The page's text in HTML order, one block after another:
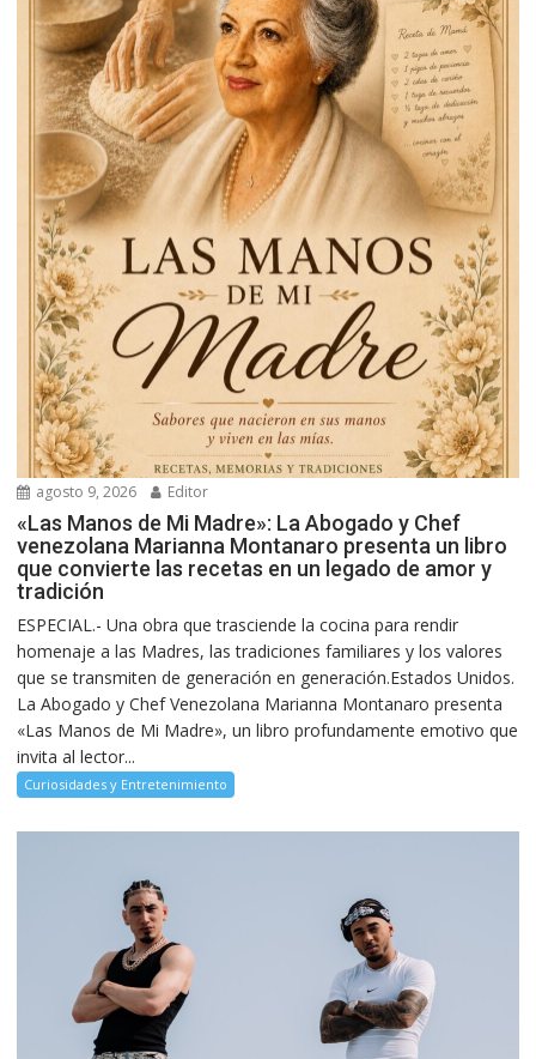
agosto 9, 2026 Editor
«Las Manos de Mi Madre»: La Abogado y Chef
venezolana Marianna Montanaro presenta un libro
que convierte las recetas en un legado de amor y
tradición
ESPECIAL.- Una obra que trasciende la cocina para rendir
homenaje a las Madres, las tradiciones familiares y los valores
que se transmiten de generación en generación.Estados Unidos.
La Abogado y Chef Venezolana Marianna Montanaro presenta
«Las Manos de Mi Madre», un libro profundamente emotivo que
invita al lector...
Curiosidades y Entretenimiento